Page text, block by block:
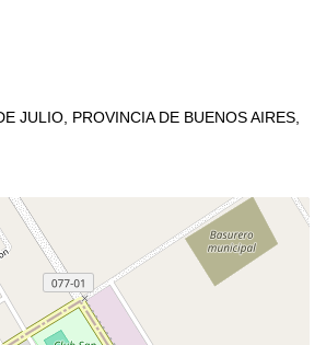
JULIO, PROVINCIA DE BUENOS AIRES,